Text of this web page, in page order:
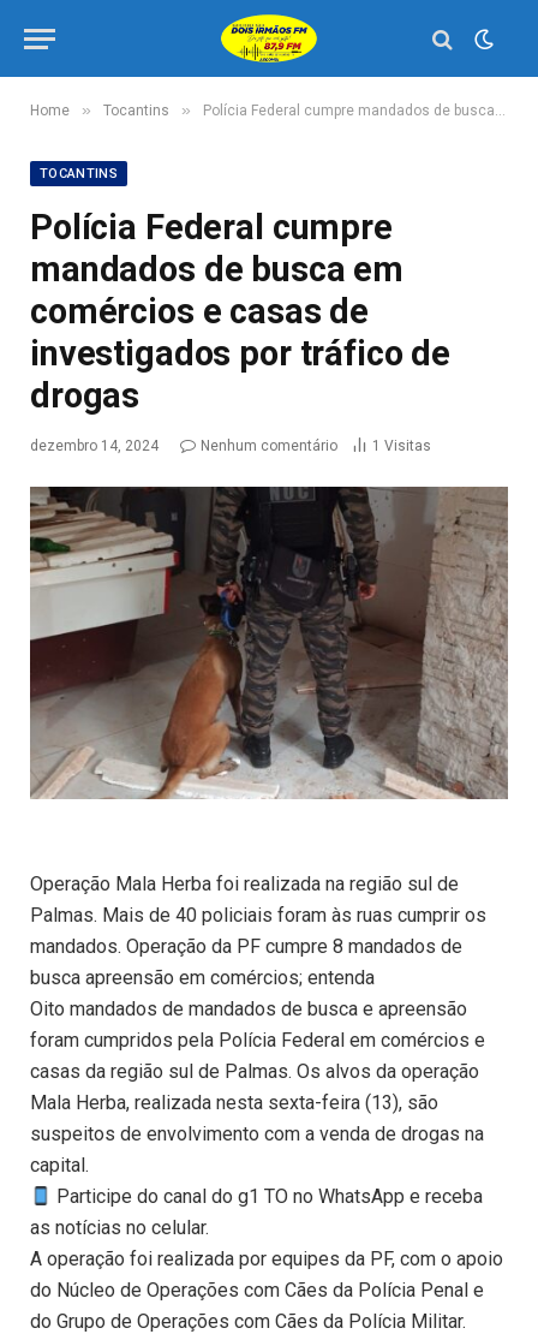
Home » Tocantins » Polícia Federal cumpre mandados de busca em comércios e casas de investigados por tráfico de drogas
TOCANTINS
Polícia Federal cumpre
mandados de busca em
comércios e casas de
investigados por tráfico de
drogas
dezembro 14, 2024 Nenhum comentário 1 Visitas
Operação Mala Herba foi realizada na região sul de
Palmas. Mais de 40 policiais foram às ruas cumprir os
mandados. Operação da PF cumpre 8 mandados de
busca apreensão em comércios; entenda
Oito mandados de mandados de busca e apreensão
foram cumpridos pela Polícia Federal em comércios e
casas da região sul de Palmas. Os alvos da operação
Mala Herba, realizada nesta sexta-feira (13), são
suspeitos de envolvimento com a venda de drogas na
capital.
Participe do canal do g1 TO no WhatsApp e receba
as notícias no celular.
A operação foi realizada por equipes da PF, com o apoio
do Núcleo de Operações com Cães da Polícia Penal e
do Grupo de Operações com Cães da Polícia Militar.